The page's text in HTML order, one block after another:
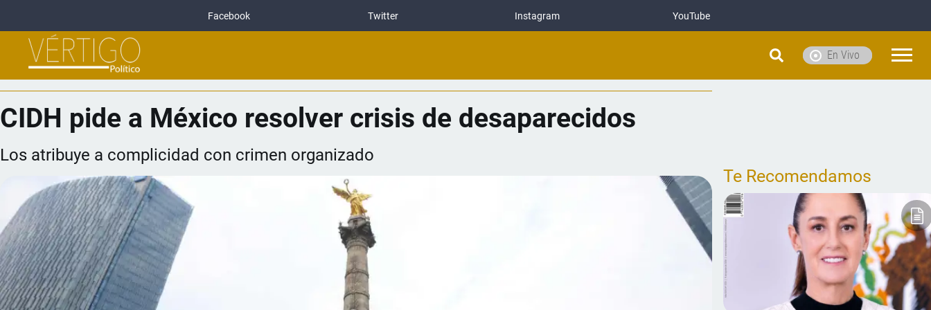
Facebook Twitter Instagram YouTube
En Vivo
CIDH pide a México resolver crisis de desaparecidos
Los atribuye a complicidad con crimen organizado
Te Recomendamos